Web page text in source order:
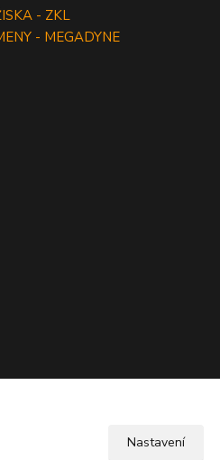
- ZKL
- MEGADYNE
Nastavení